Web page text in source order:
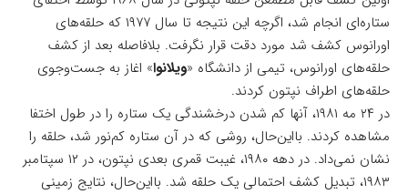
ستاره‌ای انجام شد، اگرچه این نتیجه تا سال ۱۹۷۷ که حلقه‌های
اورانوس کشف شد مورد دقت قرار نگرفت. بلافاصله بعد از کشف
حلقه‌های اورانوس، تیمی از دانشگاه «ویلانوا» اغاز به جست‌و‌جوی
حلقه‌های اطراف نپتون کردند.
در ۲۴ مه ۱۹۸۱، آنها کم شدن درخشندگی یک ستاره را در طول اختفا
مشاهده کردند. بااین‌حال، روشی که در آن ستاره کم‌نور شد، حلقه را
نشان نمی‌داد. در دهه ۱۹۸۰، غیبت قمری بعدی نپتون، در ۱۲ سپتامبر
۱۹۸۳، تبدیل کشف احتمالی یک حلقه شد. بااین‌حال، نتایج زمینی